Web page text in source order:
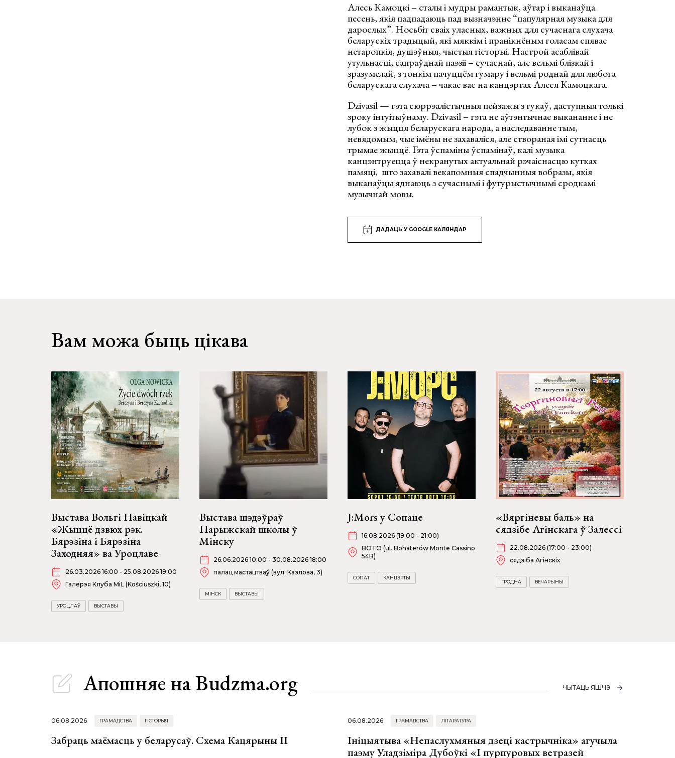
Алесь Камоцкі – сталы і мудры рамантык, аўтар і выканаўца
песень, якія падпадаюць пад вызначэнне “папулярная музыка для
дарослых”. Носьбіт сваіх уласных, важных для сучаснага слухача
беларускіх традыцый, які мяккім і пранікнёным голасам спявае
нетаропкія, душэўныя, чыстыя гісторыі. Настрой асаблівай
утульнасці, сапраўднай паэзіі – сучаснай, але вельмі блізкай і
зразумелай, з тонкім пачуццём гумару і вельмі роднай для любога
беларускага слухача – чакае вас на канцэртах Алеся Камоцкага.
Dzivasil — гэта сюррэалістычныя пейзажы з гукаў, даступныя толькі
зроку інтуітыўнаму. Dzivasil – гэта не аўтэнтычнае выкананне і не
лубок з жыцця беларускага народа, а наследаванне тым,
невядомым, чые імёны не захаваліся, але створаная імі сутнасць
трымае жыццё. Гэта ўспаміны ўспамінаў, калі музыка
канцэнтруецца ў некранутых актуальнай рэчаіснасцю кутках
памяці, што захавалі векапомныя спадчынныя вобразы, якія
выканаўцы яднаюць з сучаснымі і футурыстычнымі сродкамі
музычнай мовы.
ДАДАЦЬ У GOOGLE КАЛЯНДАР
Вам можа быць цікава
Выстава Вольгі Навіцкай
«Жыццё дзвюх рэк.
Бярэзіна і Бярэзіна
Заходняя» ва Уроцлаве
26.03.2026 16:00 - 25.08.2026 19:00
Галерэя Клуба MiL (Kościuszki, 10)
УРОЦЛАЎ ВЫСТАВЫ
Выстава шэдэўраў
Парыжскай школы ў
Мінску
26.06.2026 10:00 - 30.08.2026 18:00
палац мастацтваў (вул. Казлова, 3)
МІНСК ВЫСТАВЫ
J:Mors у Сопаце
16.08.2026 (19:00 - 21:00)
BOTO (ul. Bohaterów Monte Cassino
54B)
СОПАТ КАНЦЭРТЫ
«Вяргіневы баль» на
сядзібе Агінскага ў Залессі
22.08.2026 (17:00 - 23:00)
сядзіба Агінскіх
ГРОДНА ВЕЧАРЫНЫ
Апошняе на Budzma.org ЧЫТАЦЬ ЯШЧЭ
06.08.2026 ГРАМАДСТВА ГІСТОРЫЯ
Забраць маёмасць у беларусаў. Схема Кацярыны ІІ
06.08.2026 ГРАМАДСТВА ЛІТАРАТУРА
Ініцыятыва «Непаслухмяныя дзеці кастрычніка» агучыла
паэму Уладзіміра Дубоўкі «І пурпуровых ветразей